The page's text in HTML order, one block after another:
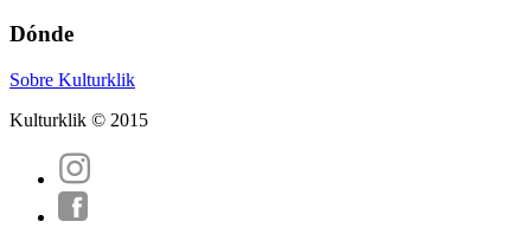
Dónde
Sobre Kulturklik
Kulturklik © 2015